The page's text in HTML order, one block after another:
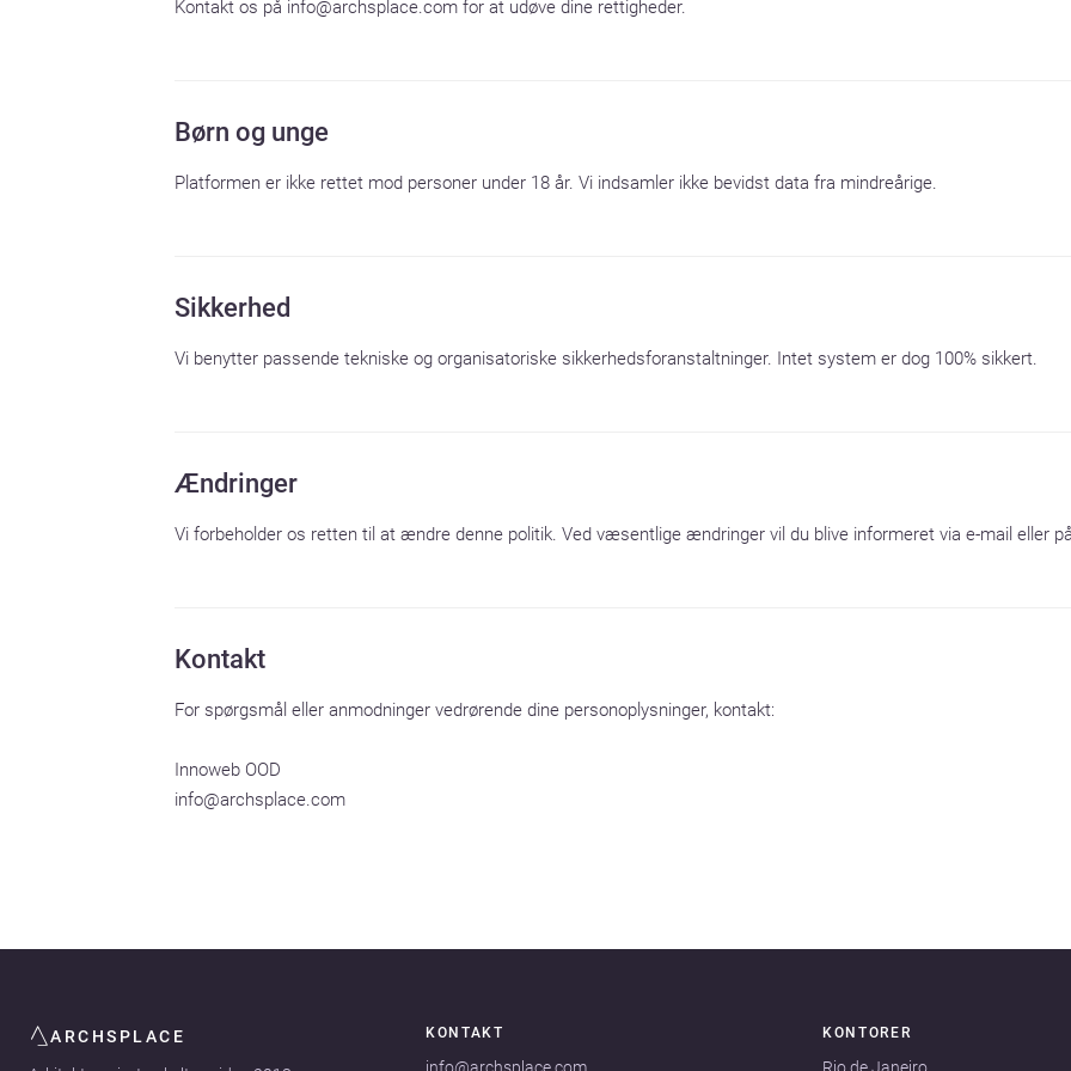
Kontakt os på info@archsplace.com for at udøve dine rettigheder.
Børn og unge
Platformen er ikke rettet mod personer under 18 år. Vi indsamler ikke bevidst data fra mindreårige.
Sikkerhed
Vi benytter passende tekniske og organisatoriske sikkerhedsforanstaltninger. Intet system er dog 100% sikkert.
Ændringer
Vi forbeholder os retten til at ændre denne politik. Ved væsentlige ændringer vil du blive informeret via e-mail eller
Kontakt
For spørgsmål eller anmodninger vedrørende dine personoplysninger, kontakt:
Innoweb OOD
info@archsplace.com
ARCHSPLACE
KONTAKT KONTORER